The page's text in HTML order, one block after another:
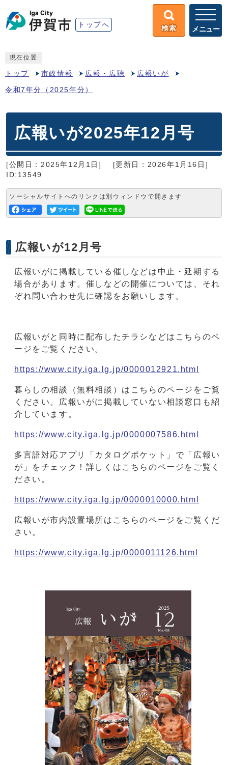
トップへ 検索 メニュー
現在位置
トップ 市政情報 広報・広聴 広報いが
令和7年分（2025年分）
広報いが2025年12月号
[公開日：2025年12月1日]
[更新日：2026年1月16日]
ID:13549
ソーシャルサイトへのリンクは別ウィンドウで開きます
広報いが12月号
広報いがに掲載している催しなどは中止・延期する
場合があります。催しなどの開催については、それ
ぞれ問い合わせ先に確認をお願いします。
広報いがと同時に配布したチラシなどはこちらのペ
ージをご覧ください。
https://www.city.iga.lg.jp/0000012921.html
暮らしの相談（無料相談）はこちらのページをご覧
ください。広報いがに掲載していない相談窓口も紹
介しています。
https://www.city.iga.lg.jp/0000007586.html
多言語対応アプリ「カタログポケット」で「広報い
が」をチェック！詳しくはこちらのページをご覧く
ださい。
https://www.city.iga.lg.jp/0000010000.html
広報いが市内設置場所はこちらのページをご覧くだ
さい。
https://www.city.iga.lg.jp/0000011126.html